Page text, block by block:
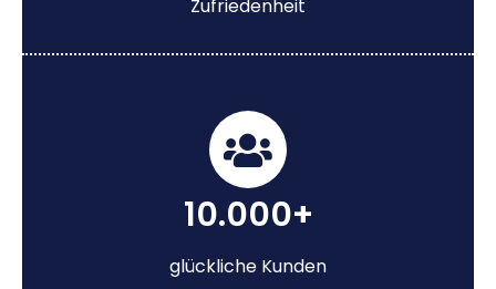
Zufriedenheit
10.000+
glückliche Kunden